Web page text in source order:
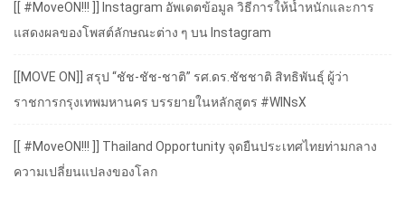
[[ #MoveON!!! ]] Instagram อัพเดตข้อมูล วิธีการให้น้ำหนักและการ
แสดงผลของโพสต์ลักษณะต่าง ๆ บน Instagram
[[MOVE ON]] สรุป “ชัช-ชัช-ชาติ” รศ.ดร.ชัชชาติ สิทธิพันธุ์ ผู้ว่า
ราชการกรุงเทพมหานคร บรรยายในหลักสูตร #WINsX
[[ #MoveON!!! ]] Thailand Opportunity จุดยืนประเทศไทยท่ามกลาง
ความเปลี่ยนแปลงของโลก